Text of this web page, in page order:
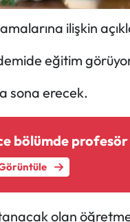
ilişkin
eğitim
sona erecek.
bölümde
olan